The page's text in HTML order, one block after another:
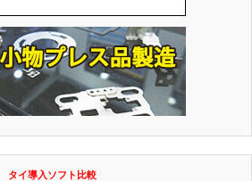
タイ導入ソフト比較